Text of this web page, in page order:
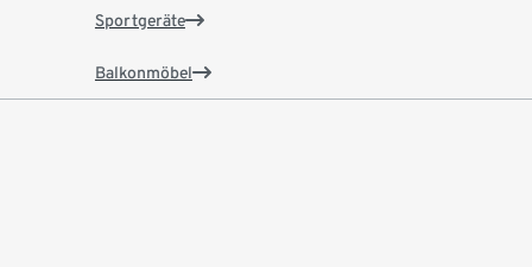
Sportgeräte
Balkonmöbel